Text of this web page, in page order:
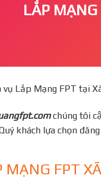
LẮP
Lắp Mạng FPT tại
chúng tôi
khách lựa chọn
MẠNG FPT